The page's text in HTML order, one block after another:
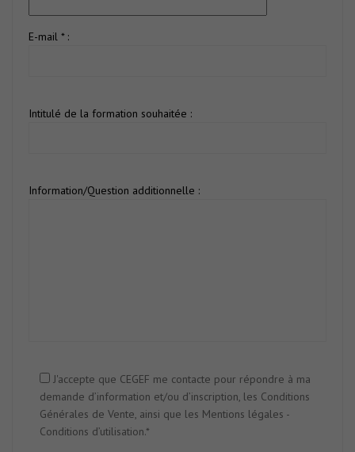
E-mail * :
Intitulé de la formation souhaitée :
Information/Question additionnelle :
J'accepte que CEGEF me contacte pour répondre à ma
demande d’information et/ou d’inscription, les Conditions
Générales de Vente, ainsi que les Mentions légales -
Conditions d’utilisation.*